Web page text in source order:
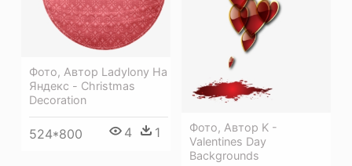
Фото, Автор K -
Valentines Day
Backgrounds
Фото, Автор Ladylony На
Яндекс - Christmas
Decoration
524*800 4 1